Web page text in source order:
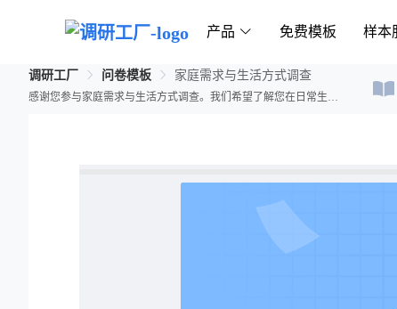
产品 免费模板 样本
调研工厂 问卷模板 家庭需求与生活方式调查
感谢您参与家庭需求与生活方式调查。我们希望了解您在日常生活中的需求和偏好，以提供更好的生活服务。